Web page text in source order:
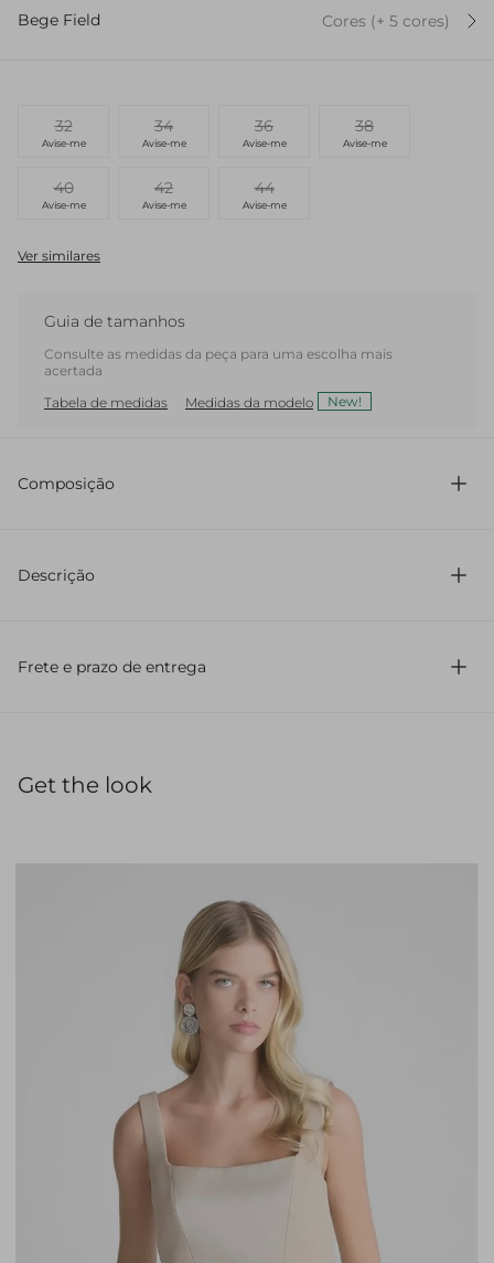
Bege Field Cores (+ 5 cores)
32
Avise-me
34
Avise-me
36
Avise-me
38
Avise-me
40
Avise-me
42
Avise-me
44
Avise-me
Ver similares
Guia de tamanhos
Consulte as medidas da peça para uma escolha mais
acertada
Tabela de medidas
Medidas da modelo New!
Composição
Descrição
Com modelagem cenoura
Comprimento longo
Barra com revel
Cós alfaiataria
Calça cenoura confeccionada em alfaiataria com cintura
alta e comprimento longo. Possui cós alfaiataria, pregas
frontais, fechamento com gancho, barra com revel e
bolsos faca. Moderna, a peça valoriza a silhueta com
sofisticação e conforto.
Frete e prazo de entrega
Get the look